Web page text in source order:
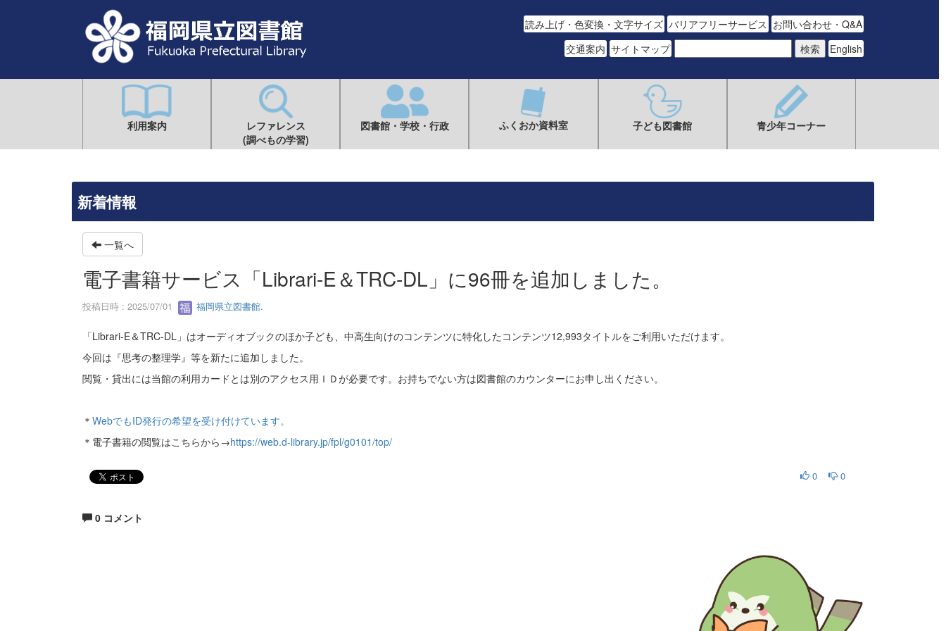
読み上げ・色変換・文字サイズ バリアフリーサービス お問い合わせ・Q&A
交通案内 サイトマップ English
利用案内
レファレンス
(調べもの学習)
図書館・学校・行政 ふくおか資料室 子ども図書館 青少年コーナー
新着情報
一覧へ
電子書籍サービス「Librari-E＆TRC-DL」に96冊を追加しました。
投稿日時 : 2025/07/01 福岡県立図書館.
「Librari-E＆TRC-DL」はオーディオブックのほか子ども、中高生向けのコンテンツに特化したコンテンツ12,993タイトルをご利用いただけます。
今回は『思考の整理学』等を新たに追加しました。
閲覧・貸出には当館の利用カードとは別のアクセス用ＩＤが必要です。お持ちでない方は図書館のカウンターにお申し出ください。
＊ WebでもID発行の希望を受け付けています。
＊電子書籍の閲覧はこちらから→https://web.d-library.jp/fpl/g0101/top/
0 0
0 コメント